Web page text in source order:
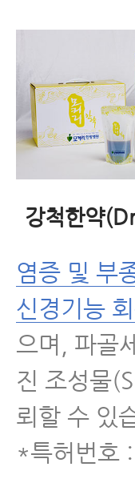
강척한약
염증 및 부
신경기능
으며, 파골
진 조성물
뢰할 수 있
*특허번호